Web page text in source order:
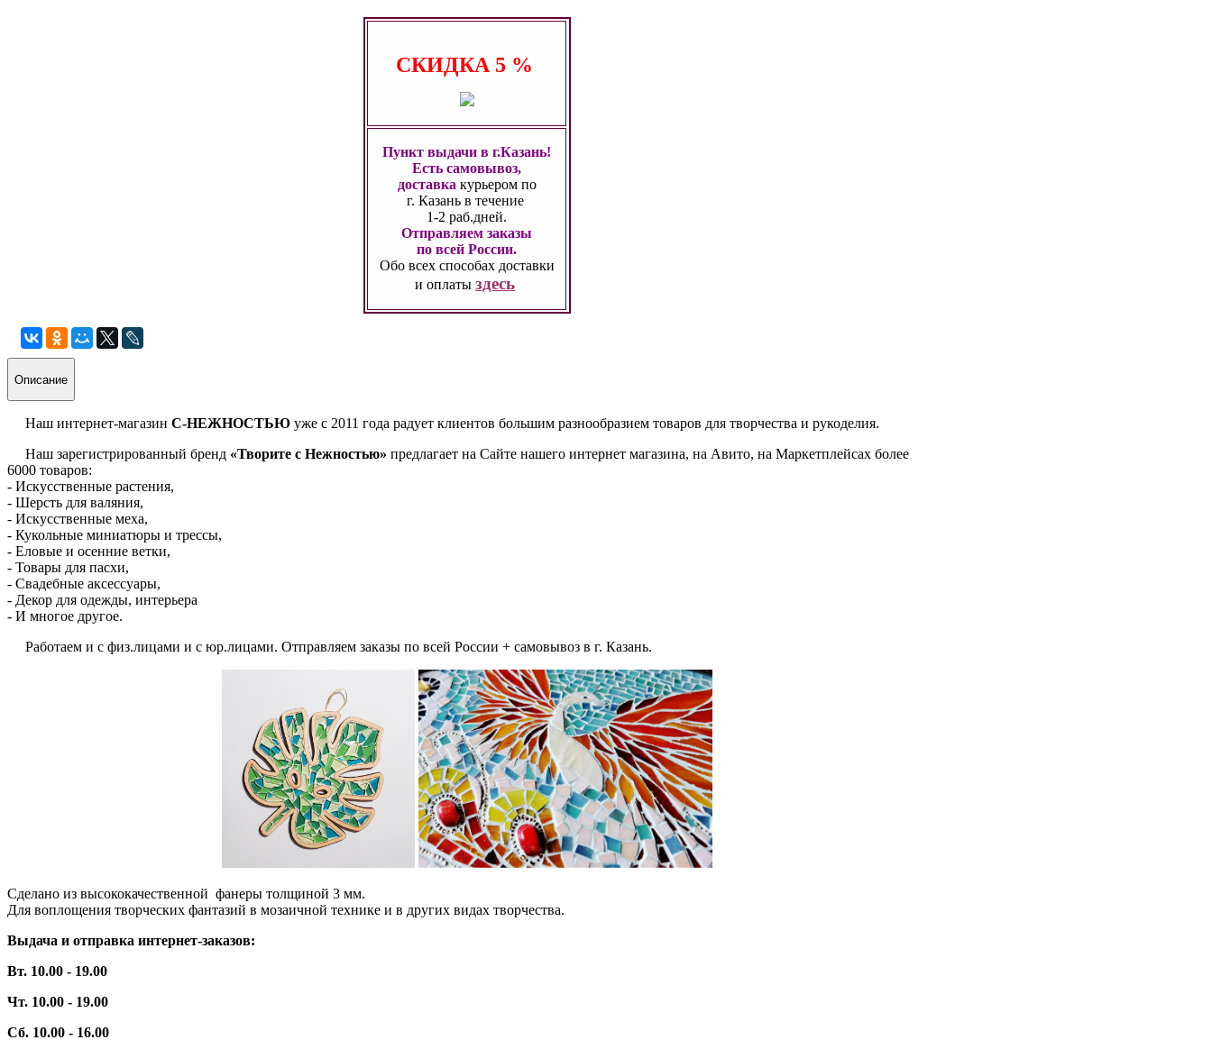
СКИДКА 5 %
Пункт выдачи в г.Казань!
Есть самовывоз,
доставка курьером по
г. Казань в течение
1-2 раб.дней.
Отправляем заказы
по всей России.
Обо всех способах доставки
и оплатыздесь
Описание
Наш интернет-магазин С-НЕЖНОСТЬЮ уже с 2011 года радует клиентов большим разнообразием товаров для творчества и рукоделия.
Наш зарегистрированный бренд «Творите с Нежностью» предлагает на Сайте нашего интернет магазина, на Авито, на Маркетплейсах более
6000 товаров:
- Искусственные растения,
- Шерсть для валяния,
- Искусственные меха,
- Кукольные миниатюры и трессы,
- Еловые и осенние ветки,
- Товары для пасхи,
- Свадебные аксессуары,
- Декор для одежды, интерьера
- И многое другое.
Работаем и с физ.лицами и с юр.лицами. Отправляем заказы по всей России + самовывоз в г. Казань.
Сделано из высококачественной фанеры толщиной 3 мм.
Для воплощения творческих фантазий в мозаичной технике и в других видах творчества.
Выдача и отправка интернет-заказов:
Вт. 10.00 - 19.00
Чт. 10.00 - 19.00
Сб. 10.00 - 16.00